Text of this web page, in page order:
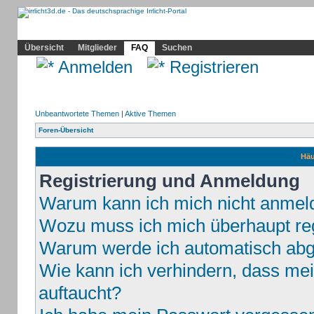
Übersicht
Mitglieder FAQ Suchen
Anmelden Registrieren
Unbeantwortete Themen| Aktive Themen
Foren-Übersicht
Registrierung und Anmeldung
Warum kann ich mich nicht
Wozu muss ich mich überhaupt
Warum werde ich automatisch
Wie kann ich verhindern, dass
auftaucht?